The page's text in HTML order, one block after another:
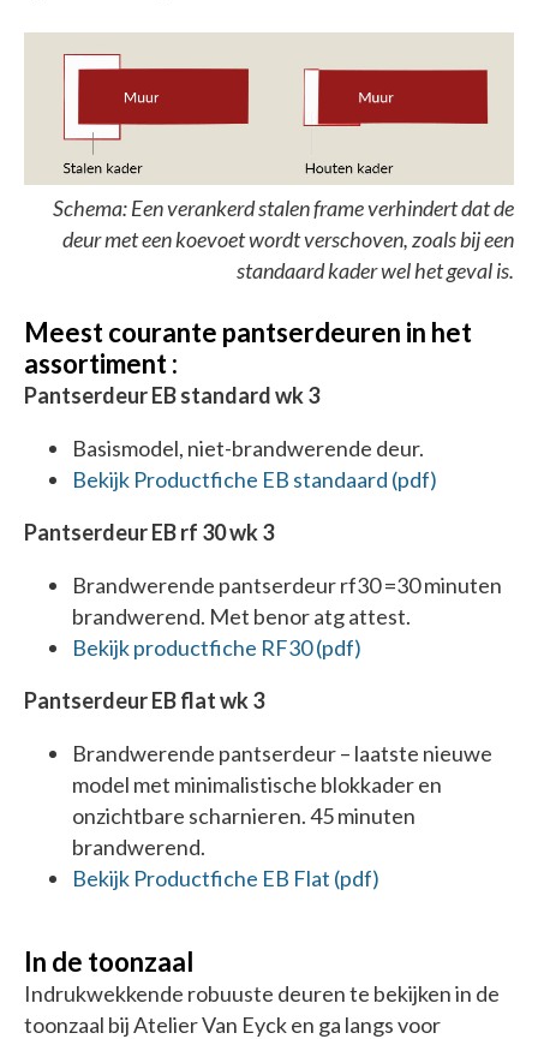
Schema: Een verankerd stalen frame verhindert dat de
deur met een koevoet wordt verschoven, zoals bij een
standaard kader wel het geval is.
Meest courante pantserdeuren in het
assortiment :
Pantserdeur EB standard wk 3
Basismodel, niet-brandwerende deur.
Bekijk Productfiche EB standaard (pdf)
Pantserdeur EB rf 30 wk 3
Brandwerende pantserdeur rf30 =30 minuten
brandwerend. Met benor atg attest.
Bekijk productfiche RF30 (pdf)
Pantserdeur EB flat wk 3
Brandwerende pantserdeur – laatste nieuwe
model met minimalistische blokkader en
onzichtbare scharnieren. 45 minuten
brandwerend.
Bekijk Productfiche EB Flat (pdf)
In de toonzaal
Indrukwekkende robuuste deuren te bekijken in de
toonzaal bij Atelier Van Eyck en ga langs voor